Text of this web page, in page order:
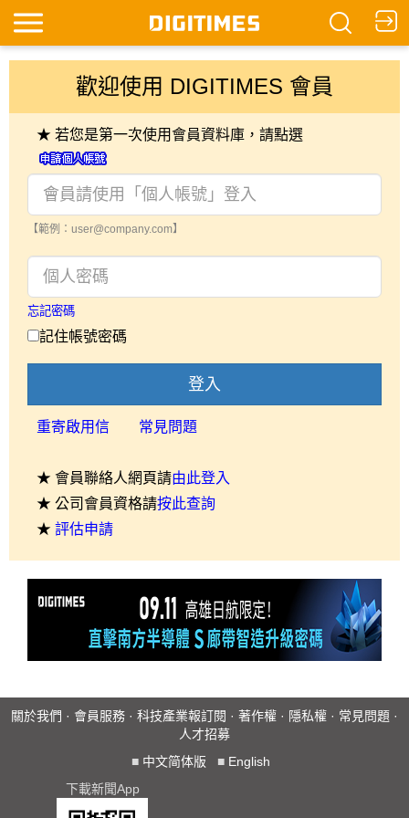
歡迎使用 DIGITIMES 會員
★ 若您是第一次使用會員資料庫，請點選
【範例：user@company.com】
忘記密碼
記住帳號密碼
登入
重寄啟用信 常見問題
★ 會員聯絡人網頁請由此登入
★ 公司會員資格請按此查詢
★ 評估申請
關於我們 · 會員服務 · 科技產業報訂閱 · 著作權 · 隱私權 · 常見問題 ·
人才招募
■ 中文简体版 ■ English
下載新聞App